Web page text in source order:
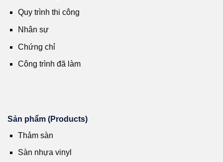
Quy trình thi công
Nhân sự
Chứng chỉ
Công trình đã làm
Sản phẩm (Products)
Thảm sàn
Sàn nhựa vinyl